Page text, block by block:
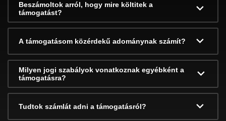
Beszámoltok arról, hogy mire költitek a
támogatást?
A támogatásom közérdekű adománynak számít?
Milyen jogi szabályok vonatkoznak egyébként a
támogatásra?
Tudtok számlát adni a támogatásról?